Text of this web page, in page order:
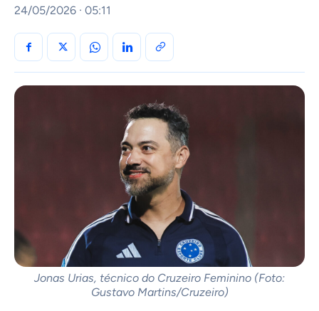
24/05/2026 · 05:11
Jonas Urias, técnico do Cruzeiro Feminino (Foto:
Gustavo Martins/Cruzeiro)